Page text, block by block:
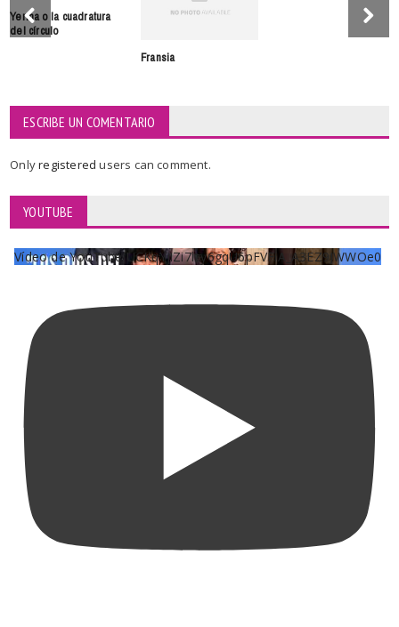
Yerma o la cuadratura
del círculo
Fransia
ESCRIBE UN COMENTARIO
Onlyregisteredusers can comment.
YOUTUBE
Vídeo de YouTube UCKqYjiZi7lzy6gqU6pFVFiA_A3EZ9JWWOe0